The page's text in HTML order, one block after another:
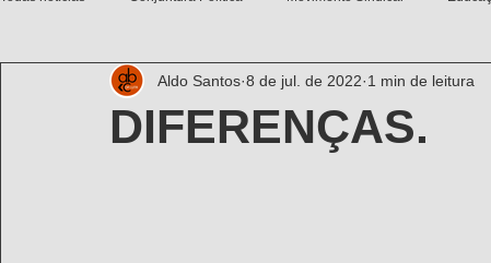
Debates filosóficos Gênero/Etnia Movimentos Sociais
DIFERENÇAS.
Aldo Santos 8 de jul. de 2022 1 min de leitura